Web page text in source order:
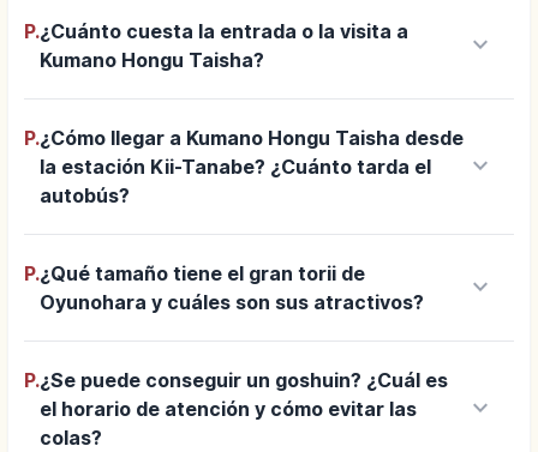
P.¿Cuánto cuesta la entrada o la visita a
Kumano Hongu Taisha?
keyboard_arrow_down
P.¿Cómo llegar a Kumano Hongu Taisha desde
la estación Kii-Tanabe? ¿Cuánto tarda el
autobús?
keyboard_arrow_down
P.¿Qué tamaño tiene el gran torii de
Oyunohara y cuáles son sus atractivos?
keyboard_arrow_down
P.¿Se puede conseguir un goshuin? ¿Cuál es
el horario de atención y cómo evitar las
colas?
keyboard_arrow_down